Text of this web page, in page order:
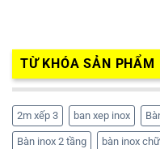
TỪ KHÓA SẢN PHẨM
2m xếp 3 ban xep inox
Bàn inox 2 tầng bàn inox